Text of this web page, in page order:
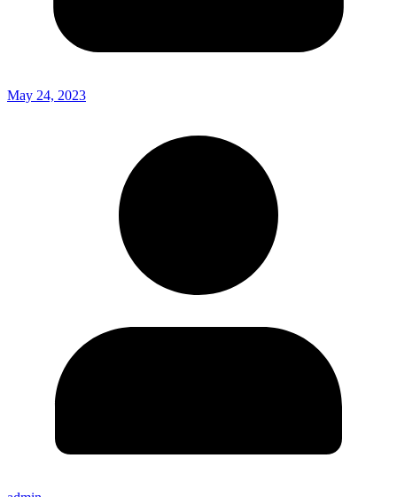
May 24, 2023